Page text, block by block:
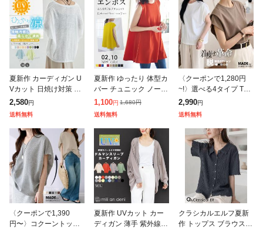
夏新作 カーディガン U
Vカット 日焼け対策 冷
房対策 空調服 レディー
ス 熱中症対策 紫外線対
策 日焼け防止 エアコン
対策 接
2,580円
送料無料
夏新作 ゆったり 体型カ
バー チュニック ノース
リーブ トップス フレア
ロング丈 カットソー や
やハイネック 立体 お尻
隠れ
1,100円 1,680円
送料無料
〈クーポンで1,280円
~!〉選べる4タイプ Tシ
ャツ カットソー 半袖
レディース 着痩せ 華奢
見え フレンチスリーブ
パフス
2,990円
送料無料
〈クーポンで1,390
円〜〉コクーントップ
夏新作 UVカット カー
ディガン 薄手 紫外線対
クラシカルエルフ夏新
作 トップス ブラウス